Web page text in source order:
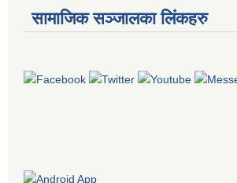
सामाजिक सञ्जालका लिंकहरु